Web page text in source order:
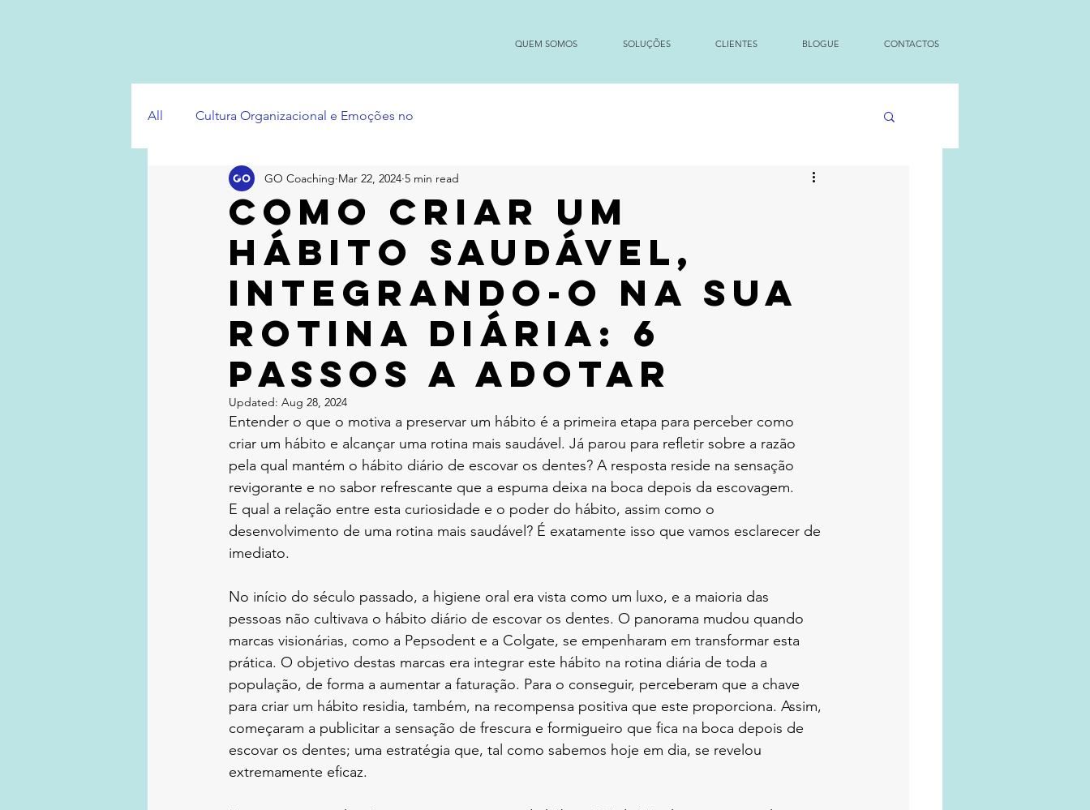
QUEM SOMOS SOLUÇÕES CLIENTES BLOGUE CONTACTOS
All Cultura Organizacional e Emoções no
Como criar um
hábito saudável,
integrando-o na sua
rotina diária: 6
passos a adotar
GO Coaching Mar 22, 2024 5 min read
Updated: Aug 28, 2024
Entender o que o motiva a preservar um hábito é a primeira etapa para perceber como
criar um hábito e alcançar uma rotina mais saudável. Já parou para refletir sobre a razão
pela qual mantém o hábito diário de escovar os dentes? A resposta reside na sensação
revigorante e no sabor refrescante que a espuma deixa na boca depois da escovagem.
E qual a relação entre esta curiosidade e o poder do hábito, assim como o
desenvolvimento de uma rotina mais saudável? É exatamente isso que vamos esclarecer de
imediato.
No início do século passado, a higiene oral era vista como um luxo, e a maioria das
pessoas não cultivava o hábito diário de escovar os dentes. O panorama mudou quando
marcas visionárias, como a Pepsodent e a Colgate, se empenharam em transformar esta
prática. O objetivo destas marcas era integrar este hábito na rotina diária de toda a
população, de forma a aumentar a faturação. Para o conseguir, perceberam que a chave
para criar um hábito residia, também, na recompensa positiva que este proporciona. Assim,
começaram a publicitar a sensação de frescura e formigueiro que fica na boca depois de
escovar os dentes; uma estratégia que, tal como sabemos hoje em dia, se revelou
extremamente eficaz.